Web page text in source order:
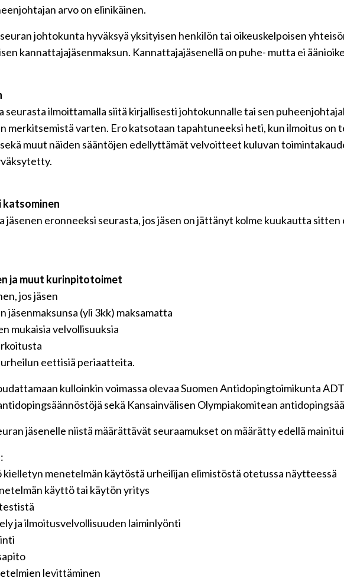
arvo on elinikäinen.
johtokunta hyväksyä yksityisen henkilön tai oikeuskelpoisen
kannattajajäsenmaksun. Kannattajajäsenellä on puhe- mutta ei
seurasta ilmoittamalla siitä kirjallisesti johtokunnalle tai sen
merkitsemistä varten. Ero katsotaan tapahtuneeksi heti, kun ilmoitus on
muut näiden sääntöjen edellyttämät velvoitteet kuluvan
katsominen
jäsenen eronneeksi seurasta, jos jäsen on jättänyt kolme kuukautta
ja muut kurinpitotoimet
jos jäsen
jäsenmaksunsa (yli 3kk) maksamatta
mukaisia velvollisuuksia
eettisiä periaatteita.
kulloinkin voimassa olevaa Suomen Antidopingtoimikunta
sekä Kansainvälisen Olympiakomitean
jäsenelle niistä määrättävät seuraamukset on määrätty edellä
menetelmän käytöstä urheilijan elimistöstä otetussa näytteessä
käyttö tai käytön yritys
ja ilmoitusvelvollisuuden laiminlyönti
levittäminen